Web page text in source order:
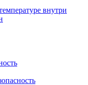
внутри